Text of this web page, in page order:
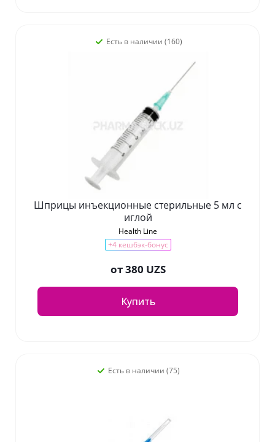
Есть в наличии (160)
Шприцы инъекционные стерильные 5 мл с
иглой
Health Line
+4 кешбэк-бонус
от380 UZS
Купить
Есть в наличии (75)